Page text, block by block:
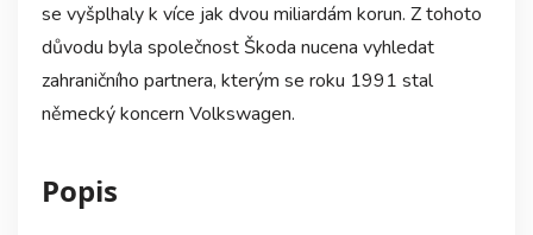
se vyšplhaly k více jak dvou miliardám korun. Z tohoto
důvodu byla společnost Škoda nucena vyhledat
zahraničního partnera, kterým se roku 1991 stal
německý koncern Volkswagen.
Popis